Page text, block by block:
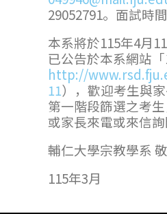
29052791。面試時
本系將於115年4月
已公告於本系網站
http://
11），歡迎考生與
第一階段篩選之考
或家長來電或來信詢
輔仁大學宗教學系
115年3月